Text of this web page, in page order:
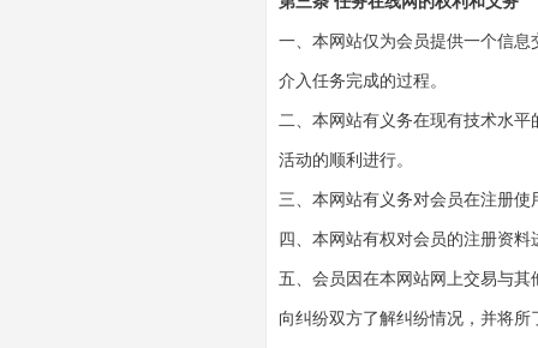
一、本网站仅为会员提供一个信
介入任务完成的过程。
二、本网站有义务在现有技术水
活动的顺利进行。
三、本网站有义务对会员在注册
四、本网站有权对会员的注册资
五、会员因在本网站网上交易与
向纠纷双方了解纠纷情况，并将